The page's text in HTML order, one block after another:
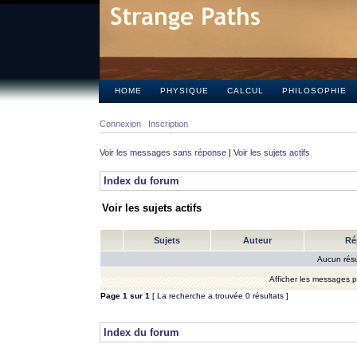
HOME PHYSIQUE CALCUL PHILOSOPHIE
Connexion Inscription
Voir les messages sans réponse | Voir les sujets actifs
Index du forum
Voir les sujets actifs
Sujets Auteur
Aucun
Afficher les messages
Page 1 sur 1 [ La recherche a trouvée 0 résultats ]
Index du forum